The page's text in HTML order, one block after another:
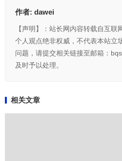
作者: dawei
【声明】：站长网内容转载自互
个人观点绝非权威，不代表本站立
问题，请提交相关链接至邮箱：
及时予以处理。
相关文章